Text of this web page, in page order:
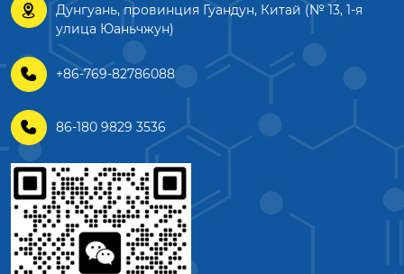

Дунгуань, провинция Гуандун, Китай (№ 13, 1-я
улица Юаньчжун)
 +86-769-82786088
 86-180 9829 3536